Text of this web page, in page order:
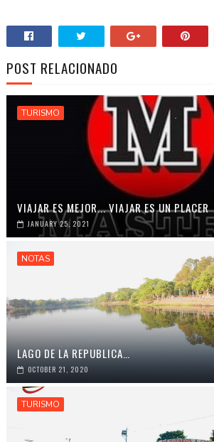
POST RELACIONADO
TURISMO
VIAJAR ES MEJOR... VIAJAR ES UN PLACER
JANUARY 25, 2021
NOTAS
LAGO DE LA REPUBLICA…
OCTOBER 21, 2020
TURISMO